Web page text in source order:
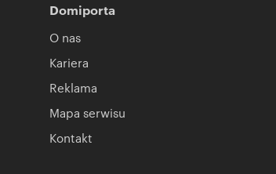
Domiporta
O nas
Kariera
Reklama
Mapa serwisu
Kontakt